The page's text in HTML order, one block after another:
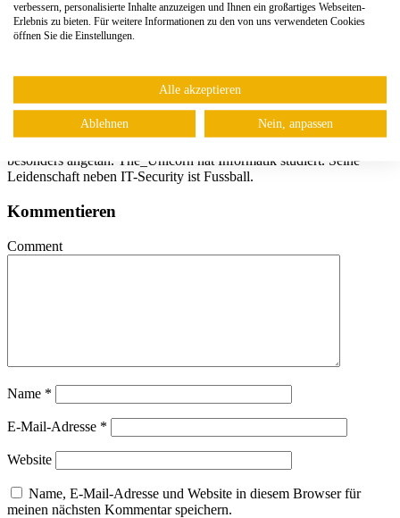
The_Unicorn ist Principal Security Engineer bei AVANTEC. Die
besonders angetan. The_Unicorn hat Informatik studiert. Seine
Leidenschaft neben IT-Security ist Fussball.
Kommentieren
Comment
Name *
E-Mail-Adresse *
Website
Name, E-Mail-Adresse und Website in diesem Browser für
meinen nächsten Kommentar speichern.
verbessern, personalisierte Inhalte anzuzeigen und Ihnen ein großartiges Webseiten-
Erlebnis zu bieten. Für weitere Informationen zu den von uns verwendeten Cookies
öffnen Sie die Einstellungen.
Alle akzeptieren
Ablehnen Nein, anpassen